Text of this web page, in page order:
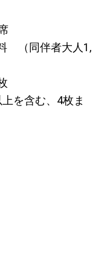
（同伴者大人1,
を含む、4枚ま